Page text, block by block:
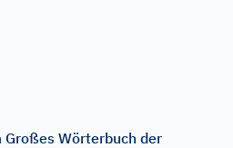
Wörterbuch der